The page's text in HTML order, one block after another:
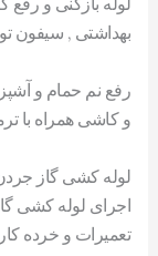
بهداشتی , سیفون
رفع نم حمام و
و کاشی همراه با
لوله کشی گاز
اجرای لوله کشی
تعمیرات و خرده